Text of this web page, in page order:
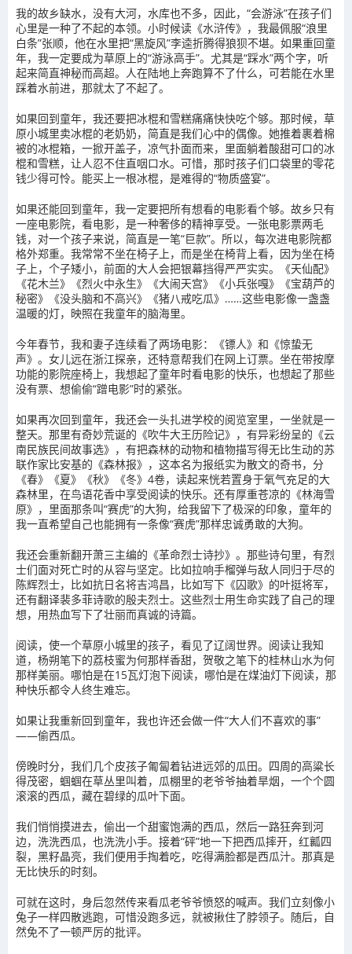
我的故乡缺水，没有大河，水库也不多，因此，“会游泳”在孩子们
心里是一种了不起的本领。小时候读《水浒传》，我最佩服“浪里
白条”张顺，他在水里把“黑旋风”李逵折腾得狼狈不堪。如果重回童
年，我一定要成为草原上的“游泳高手”。尤其是“踩水”两个字，听
起来简直神秘而高超。人在陆地上奔跑算不了什么，可若能在水里
踩着水前进，那就太了不起了。
如果回到童年，我还要把冰棍和雪糕痛痛快快吃个够。那时候，草
原小城里卖冰棍的老奶奶，简直是我们心中的偶像。她推着裹着棉
被的冰棍箱，一掀开盖子，凉气扑面而来，里面躺着酸甜可口的冰
棍和雪糕，让人忍不住直咽口水。可惜，那时孩子们口袋里的零花
钱少得可怜。能买上一根冰棍，是难得的“物质盛宴”。
如果还能回到童年，我一定要把所有想看的电影看个够。故乡只有
一座电影院，看电影，是一种奢侈的精神享受。一张电影票两毛
钱，对一个孩子来说，简直是一笔“巨款”。所以，每次进电影院都
格外郑重。我常常不坐在椅子上，而是坐在椅背上看，因为坐在椅
子上，个子矮小，前面的大人会把银幕挡得严严实实。《天仙配》
《花木兰》《烈火中永生》《大闹天宫》《小兵张嘎》《宝葫芦的
秘密》《没头脑和不高兴》《猪八戒吃瓜》……这些电影像一盏盏
温暖的灯，映照在我童年的脑海里。
今年春节，我和妻子连续看了两场电影：《镖人》和《惊蛰无
声》。女儿远在浙江探亲，还特意帮我们在网上订票。坐在带按摩
功能的影院座椅上，我想起了童年时看电影的快乐，也想起了那些
没有票、想偷偷“蹭电影”时的紧张。
如果再次回到童年，我还会一头扎进学校的阅览室里，一坐就是一
整天。那里有奇妙荒诞的《吹牛大王历险记》，有异彩纷呈的《云
南民族民间故事选》，有把森林的动物和植物描写得无比生动的苏
联作家比安基的《森林报》，这本名为报纸实为散文的奇书，分
《春》《夏》《秋》《冬》4卷，读起来恍若置身于氧气充足的大
森林里，在鸟语花香中享受阅读的快乐。还有厚重苍凉的《林海雪
原》，里面那条叫“赛虎”的大狗，给我留下了极深的印象，童年的
我一直希望自己也能拥有一条像“赛虎”那样忠诚勇敢的大狗。
我还会重新翻开萧三主编的《革命烈士诗抄》。那些诗句里，有烈
士们面对死亡时的从容与坚定。比如拉响手榴弹与敌人同归于尽的
陈辉烈士，比如抗日名将吉鸿昌，比如写下《囚歌》的叶挺将军，
还有翻译裴多菲诗歌的殷夫烈士。这些烈士用生命实践了自己的理
想，用热血写下了壮丽而真诚的诗篇。
阅读，使一个草原小城里的孩子，看见了辽阔世界。阅读让我知
道，杨朔笔下的荔枝蜜为何那样香甜，贺敬之笔下的桂林山水为何
那样美丽。哪怕是在15瓦灯泡下阅读，哪怕是在煤油灯下阅读，那
种快乐都令人终生难忘。
如果让我重新回到童年，我也许还会做一件“大人们不喜欢的事”
——偷西瓜。
傍晚时分，我们几个皮孩子匍匐着钻进远郊的瓜田。四周的高粱长
得茂密，蝈蝈在草丛里叫着，瓜棚里的老爷爷抽着旱烟，一个个圆
滚滚的西瓜，藏在碧绿的瓜叶下面。
我们悄悄摸进去，偷出一个甜蜜饱满的西瓜，然后一路狂奔到河
边，洗洗西瓜，也洗洗小手。接着“砰”地一下把西瓜摔开，红瓤四
裂，黑籽晶亮，我们便用手掏着吃，吃得满脸都是西瓜汁。那真是
无比快乐的时刻。
可就在这时，身后忽然传来看瓜老爷爷愤怒的喊声。我们立刻像小
兔子一样四散逃跑，可惜没跑多远，就被揪住了脖领子。随后，自
然免不了一顿严厉的批评。